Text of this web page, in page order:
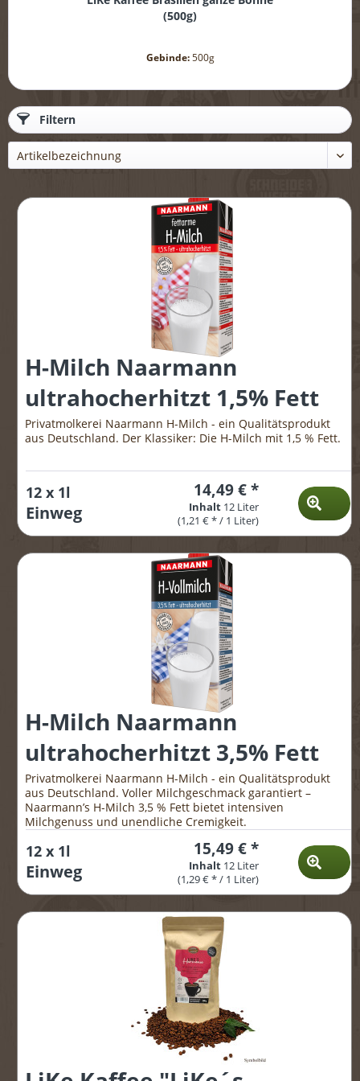
(500g)
Gebinde:500g
Filtern
H-Milch Naarmann
ultrahocherhitzt 1,5% Fett
Privatmolkerei Naarmann H-Milch - ein Qualitätsprodukt
aus Deutschland. Der Klassiker: Die H-Milch mit 1,5 % Fett.
12 x 1l
Einweg
14,49 € *
Inhalt 12 Liter
(1,21 € * / 1 Liter)
H-Milch Naarmann
ultrahocherhitzt 3,5% Fett
Privatmolkerei Naarmann H-Milch - ein Qualitätsprodukt
aus Deutschland. Voller Milchgeschmack garantiert –
Naarmann’s H-Milch 3,5 % Fett bietet intensiven
Milchgenuss und unendliche Cremigkeit.
12 x 1l
Einweg
15,49 € *
Inhalt 12 Liter
(1,29 € * / 1 Liter)